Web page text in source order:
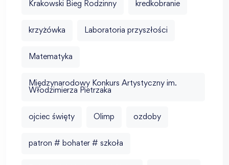
Krakowski Bieg Rodzinny kredkobranie
krzyżówka Laboratoria przyszłości
Matematyka
Międzynarodowy Konkurs Artystyczny im.
Włodzimierza Pietrzaka
ojciec święty Olimp ozdoby
patron # bohater # szkoła